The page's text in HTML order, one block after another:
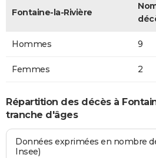
Fontaine-la-Rivière
Hommes 9
Femmes 2
Répartition des décès à
tranche d'âges
Données exprimées en nombre
Insee)